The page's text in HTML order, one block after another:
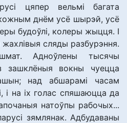
цяпер вельмі багата
днём усё шырэй, усё
будоўлі, колеры жыцця. І
сляды разбурэння.
Адноўлены тысячы
зашклёныя вокны чуецца
над абшарамі часам
і на іх голас спяшаюцца да
натоўпы рабочых...
зямлянак. Адбудаваны